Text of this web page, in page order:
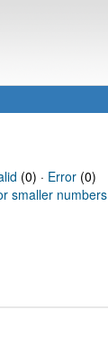
(0) · Error(0)
smaller numbers